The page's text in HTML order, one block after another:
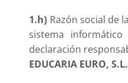
1.h) Razón social de
sistema
declaración
EDUCARIA EURO,